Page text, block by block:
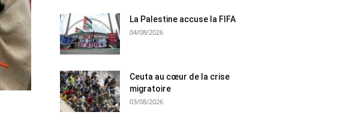
La Palestine accuse la FIFA
04/08/2026
Ceuta au cœur de la crise
migratoire
03/08/2026